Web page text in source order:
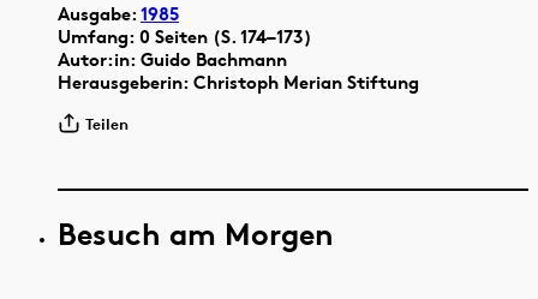
Ausgabe:1985
Umfang: 0 Seiten (S. 174–173)
Autor:in: Guido Bachmann
Herausgeberin: Christoph Merian Stiftung
Teilen
Besuch am Morgen